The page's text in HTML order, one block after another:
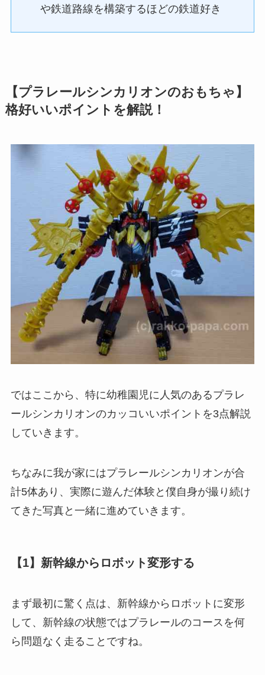
や鉄道路線を構築するほどの鉄道好き
【プラレールシンカリオンのおもちゃ】
格好いいポイントを解説！
ではここから、特に幼稚園児に人気のあるプラレ
ールシンカリオンのカッコいいポイントを3点解説
していきます。
ちなみに我が家にはプラレールシンカリオンが合
計5体あり、実際に遊んだ体験と僕自身が撮り続け
てきた写真と一緒に進めていきます。
【1】新幹線からロボット変形する
まず最初に驚く点は、新幹線からロボットに変形
して、新幹線の状態ではプラレールのコースを何
ら問題なく走ることですね。